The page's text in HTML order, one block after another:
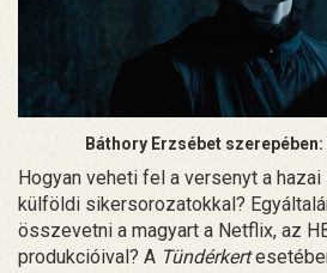
Báthory Erzsébet
Hogyan veheti fel a versenyt a
külföldi sikersorozatokkal?
összevetni a magyart a Netflix, az
produkcióival? A Tündérkert